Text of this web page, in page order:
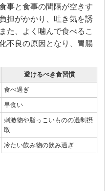
事と食事の間隔が空きす
担がかかり、吐き気を誘
た、よく噛んで食べるこ
不良の原因となり、胃腸
避けるべき食習慣
食べ過ぎ
早食い
刺激物や脂っこいものの過剰摂
取
冷たい飲み物の飲み過ぎ